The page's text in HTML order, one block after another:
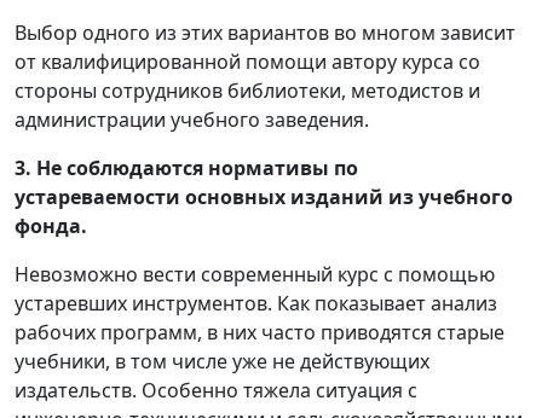
Выбор одного из этих вариантов во многом зависит
от квалифицированной помощи автору курса со
стороны сотрудников библиотеки, методистов и
администрации учебного заведения.
3. Не соблюдаются нормативы по
устареваемости основных изданий из учебного
фонда.
Невозможно вести современный курс с помощью
устаревших инструментов. Как показывает анализ
рабочих программ, в них часто приводятся старые
учебники, в том числе уже не действующих
издательств. Особенно тяжела ситуация с